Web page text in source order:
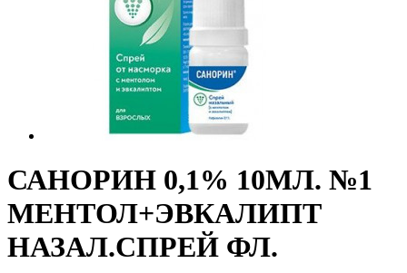
САНОРИН 0,1% 10МЛ. №1
МЕНТОЛ+ЭВКАЛИПТ
НАЗАЛ.СПРЕЙ ФЛ.